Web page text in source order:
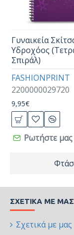
FASHIONPRINT
2200000029720
Γυναικεία
Υδροχόος
Σπιράλ)
9,95€
Ρωτήστε μας
ΣΧΕΤΙΚΆ ΜΕ ΜΑΣ
Σχετικά με μας